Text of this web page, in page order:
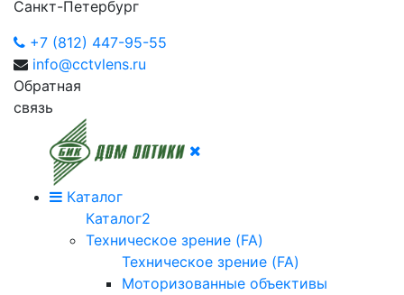
Санкт-Петербург
+7 (812) 447-95-55
info@cctvlens.ru
Обратная
связь
Каталог
Каталог2
Техническое зрение (FA)
Техническое зрение (FA)
Моторизованные объективы